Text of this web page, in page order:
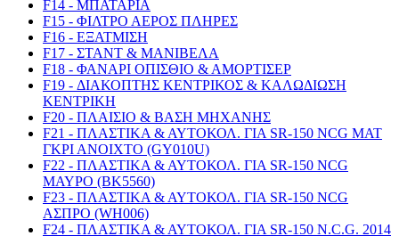
F14 - ΜΠΑΤΑΡΙΑ
F15 - ΦΙΛΤΡΟ ΑΕΡΟΣ ΠΛΗΡΕΣ
F16 - ΕΞΑΤΜΙΣΗ
F17 - ΣΤΑΝΤ & ΜΑΝΙΒΕΛΑ
F18 - ΦΑΝΑΡΙ ΟΠΙΣΘΙΟ & ΑΜΟΡΤΙΣΕΡ
F19 - ΔΙΑΚΟΠΤΗΣ ΚΕΝΤΡΙΚΟΣ & ΚΑΛΩΔΙΩΣΗ
ΚΕΝΤΡΙΚΗ
F20 - ΠΛΑΙΣΙΟ & ΒΑΣΗ ΜΗΧΑΝΗΣ
F21 - ΠΛΑΣΤΙΚΑ & ΑΥΤΟΚΟΛ. ΓΙΑ SR-150 NCG ΜΑΤ
ΓΚΡΙ ΑΝΟΙΧΤΟ (GY010U)
F22 - ΠΛΑΣΤΙΚΑ & ΑΥΤΟΚΟΛ. ΓΙΑ SR-150 NCG
ΜΑΥΡΟ (BK5560)
F23 - ΠΛΑΣΤΙΚΑ & ΑΥΤΟΚΟΛ. ΓΙΑ SR-150 NCG
ΑΣΠΡΟ (WH006)
F24 - ΠΛΑΣΤΙΚΑ & ΑΥΤΟΚΟΛ. ΓΙΑ SR-150 N.C.G. 2014